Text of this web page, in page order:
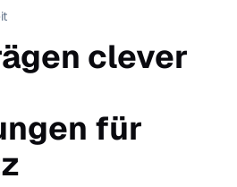
clever
für